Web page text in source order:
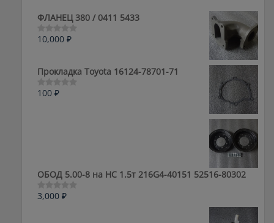
ФЛАНЕЦ 380 / 0411 5433
Оценка
5
10,000 ₽
Прокладка Toyota 16124-78701-71
Оценка
100 ₽
ОБОД 5.00-8 на HC 1.5т 216G4-40151 52516-80302
Оценка
3,000 ₽